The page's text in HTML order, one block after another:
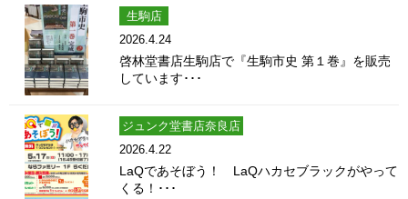
生駒店
2026.4.24
啓林堂書店生駒店で『生駒市史 第１巻』を販売
しています･･･
ジュンク堂書店奈良店
2026.4.22
LaQであそぼう！ LaQハカセブラックがやって
くる！･･･